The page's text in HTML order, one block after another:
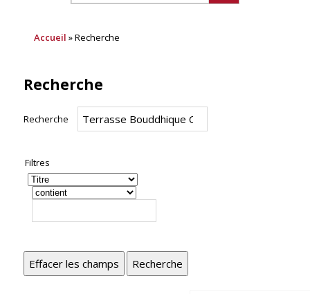
Accueil » Recherche
Recherche
Recherche
Filtres
Effacer les champs Recherche